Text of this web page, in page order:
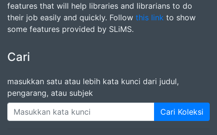
features that will help libraries and librarians to do
their job easily and quickly. Follow this link to show
some features provided by SLiMS.
Cari
masukkan satu atau lebih kata kunci dari judul,
pengarang, atau subjek
Cari Koleksi